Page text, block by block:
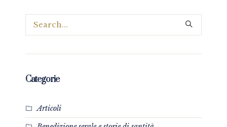
Categorie
Articoli